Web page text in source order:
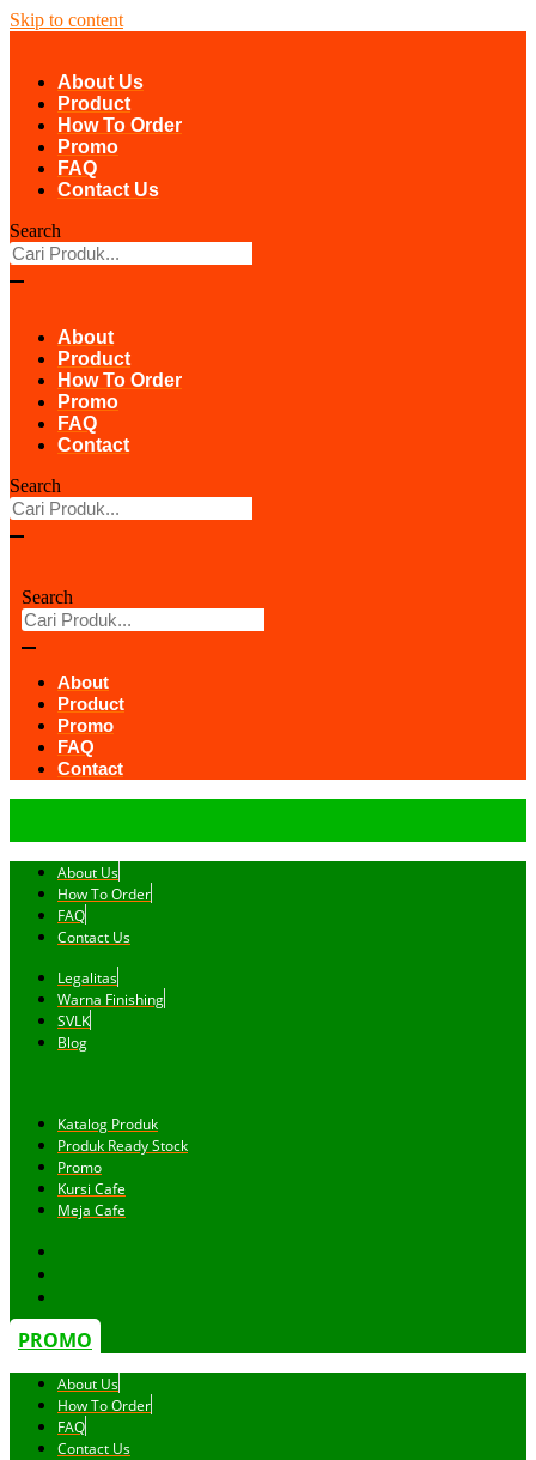
Skip to content
About Us
Product
How To Order
Promo
FAQ
Contact Us
Search
About
Product
How To Order
Promo
FAQ
Contact
Search
Search
About
Product
Promo
FAQ
Contact
About Us
How To Order
FAQ
Contact Us
Legalitas
Warna Finishing
SVLK
Blog
Katalog Produk
Produk Ready Stock
Promo
Kursi Cafe
Meja Cafe
PROMO
About Us
How To Order
FAQ
Contact Us